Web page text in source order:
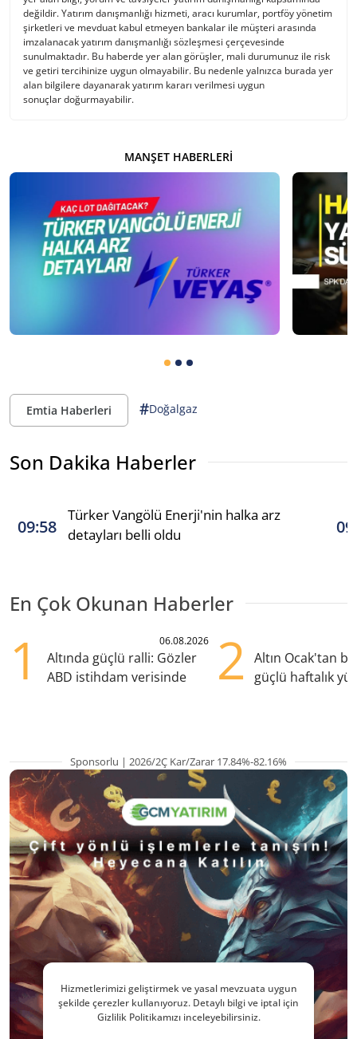
değildir. Yatırım danışmanlığı hizmeti, aracı kurumlar, portföy yönetim
şirketleri ve mevduat kabul etmeyen bankalar ile müşteri arasında
imzalanacak yatırım danışmanlığı sözleşmesi çerçevesinde
sunulmaktadır. Bu haberde yer alan görüşler, mali durumunuz ile risk
ve getiri tercihinize uygun olmayabilir. Bu nedenle yalnızca burada yer
alan bilgilere dayanarak yatırım kararı verilmesi uygun
sonuçlar doğurmayabilir.
MANŞET HABERLERI
Emtia Haberleri #Doğalgaz
Son Dakika Haberler
09:58
Türker Vangölü Enerji'nin halka arz
detayları belli oldu
En Çok Okunan Haberler
1 06.08.2026
Altında güçlü ralli: Gözler
ABD istihdam verisinde
2
Altın Ocak'tan
güçlü haftalık
Sponsorlu | 2026/2Ç Kar/Zarar 17.84%-82.16%
Hizmetlerimizi geliştirmek ve yasal mevzuata uygun
şekilde çerezler kullanıyoruz. Detaylı bilgi ve iptal için
Gizlilik Politikamızı inceleyebilirsiniz.